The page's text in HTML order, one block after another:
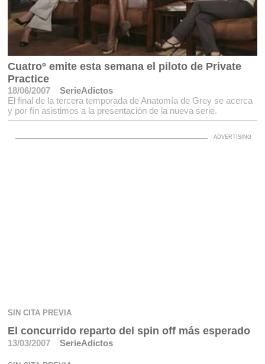
Cuatroº emite esta semana el piloto de Private
Practice
18/06/2007
SerieAdictos
El final de la tercera temporada de Anatomía de Grey se acerca
y por fín asistimos a la presentación de la nueva serie.
SIN CITA PREVIA
El concurrido reparto del spin off más esperado
13/03/2007 SerieAdictos